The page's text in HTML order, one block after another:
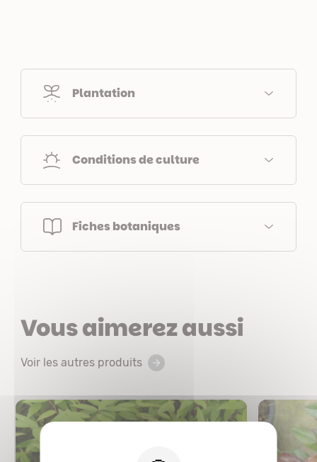
Plantation
Conditions de culture
Fiches botaniques
Vous aimerez aussi
Voir les autres produits